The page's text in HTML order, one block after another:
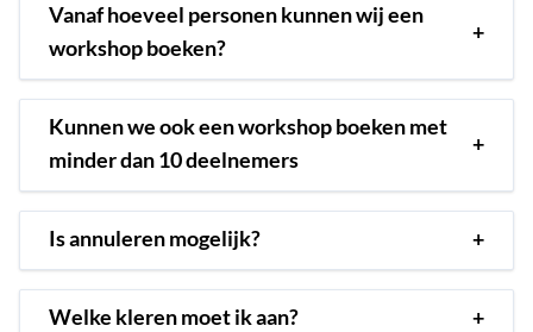
Vanaf hoeveel personen kunnen wij een
workshop boeken?
+
Kunnen we ook een workshop boeken met
minder dan 10 deelnemers
+
Is annuleren mogelijk? +
Welke kleren moet ik aan? +